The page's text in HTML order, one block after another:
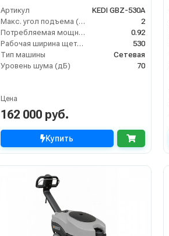
Артикул
KEDI GBZ-530A
Макс. угол подъема (%)
2
Потребляемая мощность (кВт)
0.92
Рабочая ширина щеток (мм)
530
Тип машины
Сетевая
Уровень шума (дБ)
70
Цена
162 000 руб.
Купить